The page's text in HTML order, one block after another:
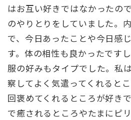
はお互い好きではなかったの
のやりとりをしていました。
で、今日あったことや今日感
す。体の相性も良かったです
服の好みもタイプでした。私
察してよく気遣ってくれると
回褒めてくれるところが好き
で癒されるところやたまにピ